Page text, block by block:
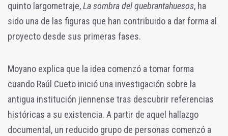
quinto largometraje,La sombra del quebrantahuesos, ha
sido una de las figuras que han contribuido a dar forma al
proyecto desde sus primeras fases.
Moyano explica que la idea comenzó a tomar forma
cuando Raúl Cueto inició una investigación sobre la
antigua institución jiennense tras descubrir referencias
históricas a su existencia. A partir de aquel hallazgo
documental, un reducido grupo de personas comenzó a